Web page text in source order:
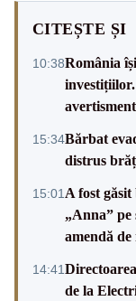
CITEȘTE ȘI
10:38România
15:34Bărbat
distrus
15:01 A fost
„Anna” pe
amendă de
14:41
de la